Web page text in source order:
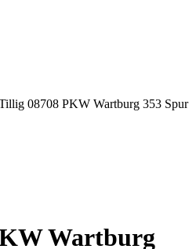
08708 PKW Wartburg 353 Spur
Wartburg